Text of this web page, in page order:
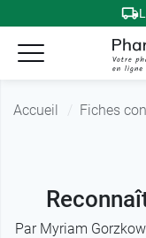
Accueil Fiches
Par Myriam